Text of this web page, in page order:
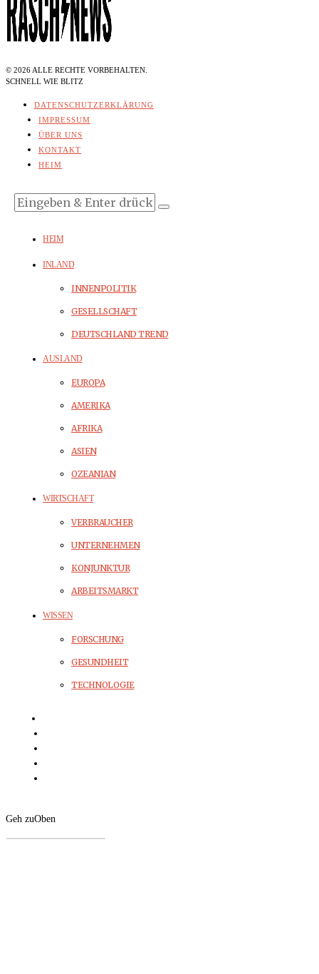
© 2026 ALLE RECHTE VORBEHALTEN.
SCHNELL WIE BLITZ
DATENSCHUTZERKLÄRUNG
IMPRESSUM
ÜBER UNS
KONTAKT
HEIM
HEIM
INLAND
INNENPOLITIK
GESELLSCHAFT
DEUTSCHLAND TREND
AUSLAND
EUROPA
AMERIKA
AFRIKA
ASIEN
OZEANIAN
WIRTSCHAFT
VERBRAUCHER
UNTERNEHMEN
KONJUNKTUR
ARBEITSMARKT
WISSEN
FORSCHUNG
GESUNDHEIT
TECHNOLOGIE
Geh zuOben